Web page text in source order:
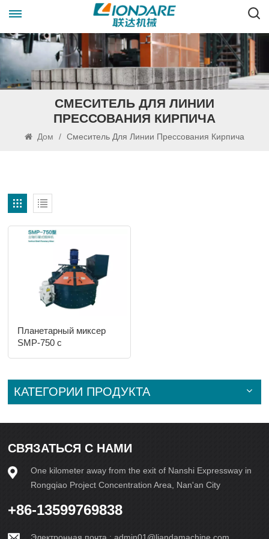
СМЕСИТЕЛЬ ДЛЯ ЛИНИИ
ПРЕССОВАНИЯ КИРПИЧА
Дом / Смеситель Для Линии Прессования Кирпича
Планетарный миксер
SMP-750 с
КАТЕГОРИИ ПРОДУКТА
СВЯЗАТЬСЯ С НАМИ
One kilometer away from the exit of Nanshi Expressway in
Rongqiao Project Concentration Area, Nan'an City
+86-13599769838